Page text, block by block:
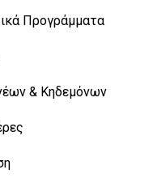
Προγράμματα
& Κηδεμόνων